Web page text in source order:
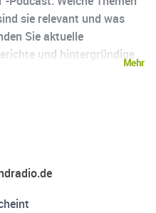
sie relevant und was
Sie aktuelle
und hintergründige
Mehr